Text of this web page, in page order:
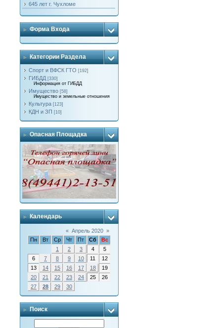
645 лет г. Чухломе
Форма Входа
Категории Раздела
Спорт и ВФСК ГТО [192]
ГИБДД [330]
Информация от ГИБДД
Имущество [58]
Имущество и земельные отношения
Культура [123]
КДН и ЗП [10]
Опасная Площадка
Календарь
« Апрель 2020 »
Пн
Вт Ср Чт Пт Сб
Вс
1
2 3 4
5
6
7 8 9 10 11
12
13
14 15 16 17 18
19
20
21 22 23 24 25
26
27
28 29 30
Поиск